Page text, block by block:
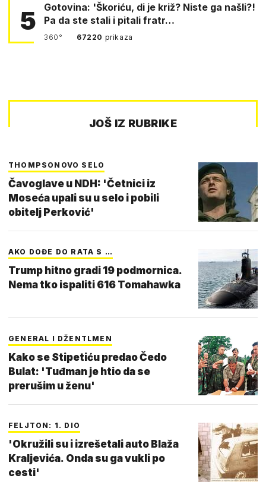
5
Gotovina: 'Škoriću, di je križ? Niste ga našli?!
Pa da ste stali i pitali fratr…
360° 67220 prikaza
JOŠ IZ RUBRIKE
THOMPSONOVO SELO
Čavoglave u NDH: 'Četnici iz
Moseća upali su u selo i pobili
obitelj Perković'
AKO DOĐE DO RATA S …
Trump hitno gradi 19 podmornica.
Nema tko ispaliti 616 Tomahawka
GENERAL I DŽENTLMEN
Kako se Stipetiću predao Čedo
Bulat: 'Tuđman je htio da se
prerušim u ženu'
FELJTON: 1. DIO
'Okružili su i izrešetali auto Blaža
Kraljevića. Onda su ga vukli po
cesti'